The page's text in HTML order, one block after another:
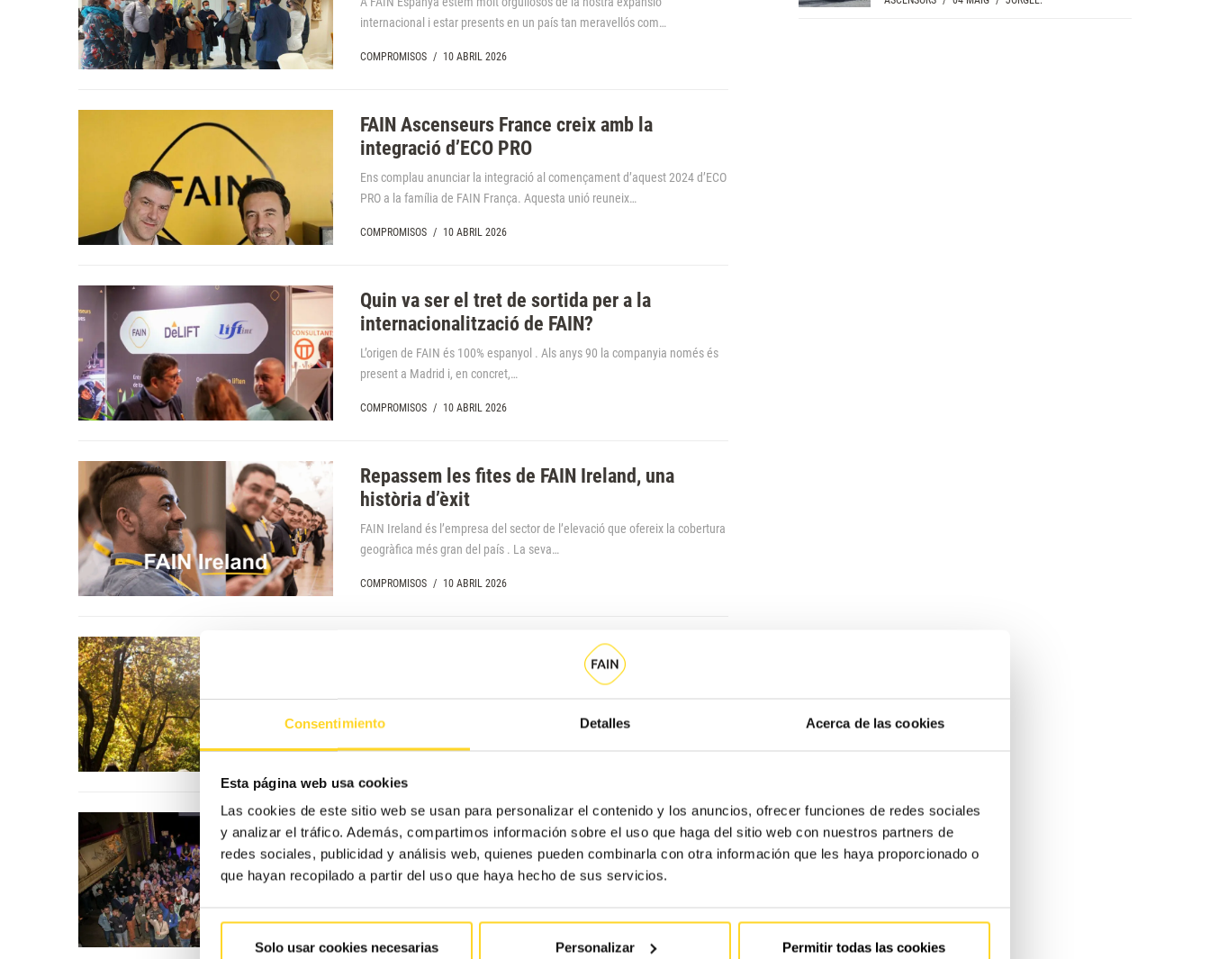
Consentimiento Detalles Acerca de las cookies
Esta página web usa cookies
Las cookies de este sitio web se usan para personalizar el contenido y los anuncios, ofrecer funciones de redes sociales
y analizar el tráfico. Además, compartimos información sobre el uso que haga del sitio web con nuestros partners de
redes sociales, publicidad y análisis web, quienes pueden combinarla con otra información que les haya proporcionado o
que hayan recopilado a partir del uso que haya hecho de sus servicios.
Solo usar cookies necesarias Personalizar Permitir todas las cookies
internacional i estar presents en un país tan meravellós com…
COMPROMISOS / 10 ABRIL 2026
FAIN Ascenseurs France creix amb la
integració d’ECO PRO
Ens complau anunciar la integració al començament d’aquest 2024 d’ECO
PRO a la família de FAIN França. Aquesta unió reuneix…
COMPROMISOS / 10 ABRIL 2026
Quin va ser el tret de sortida per a la
internacionalització de FAIN?
L’origen de FAIN és 100% espanyol . Als anys 90 la companyia només és
present a Madrid i, en concret,…
COMPROMISOS / 10 ABRIL 2026
Repassem les fites de FAIN Ireland, una
història d’èxit
FAIN Ireland és l’empresa del sector de l’elevació que ofereix la cobertura
geogràfica més gran del país . La seva…
COMPROMISOS / 10 ABRIL 2026
Any Nou, projectes nous: FAIN entra als
expliquem! Què significa l’entrada de FAIN Ascensors…
FAIN, a la tercera posició del mercat belga
després de la fusió de tres empreses
Al Grup FAIN estem duent a terme una ambiciosa operació: la fusió de